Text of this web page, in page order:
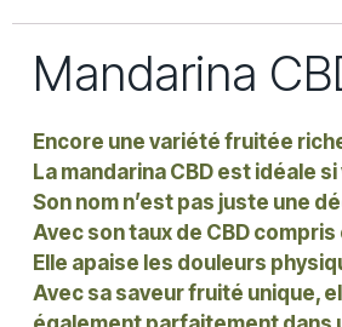
Mandarina
Encore une variété fruitée
La mandarina CBD est idéale
Son nom n’est pas juste une
Avec son taux de CBD
Elle apaise les douleurs
Avec sa saveur fruité unique,